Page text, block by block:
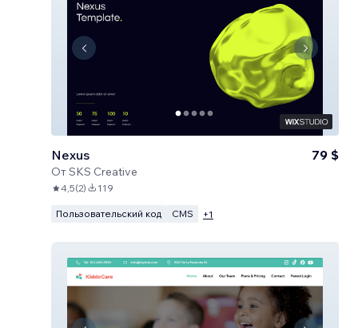
Nexus
ОтSKS Creative
79 $
4,5(2) 119
Пользовательский код CMS +1